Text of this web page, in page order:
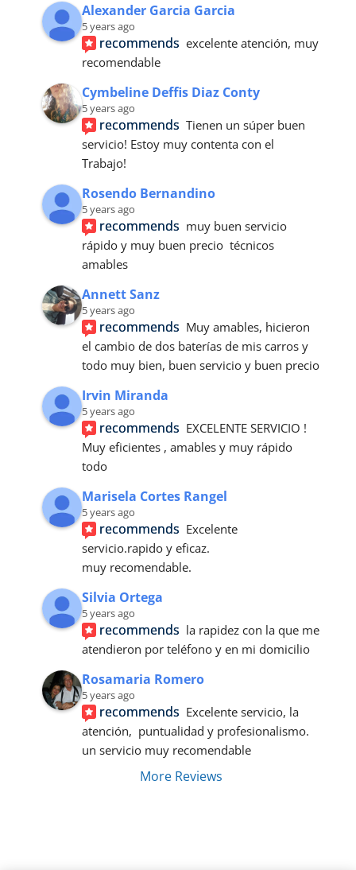
Alexander Garcia Garcia
5 years ago
recommends excelente atención, muy
recomendable
Cymbeline Deffis Diaz Conty
5 years ago
recommends Tienen un súper buen
servicio! Estoy muy contenta con el
Trabajo!
Rosendo Bernandino
5 years ago
recommends muy buen servicio
rápido y muy buen precio  técnicos
amables
Annett Sanz
5 years ago
recommends Muy amables, hicieron
el cambio de dos baterías de mis carros y
todo muy bien, buen servicio y buen precio
Irvin Miranda
5 years ago
recommends EXCELENTE SERVICIO !
Muy eficientes , amables y muy rápido
todo
Marisela Cortes Rangel
5 years ago
recommends Excelente
servicio.rapido y eficaz.
muy recomendable.
Silvia Ortega
5 years ago
recommends la rapidez con la que me
atendieron por teléfono y en mi domicilio
Rosamaria Romero
5 years ago
recommends Excelente servicio, la
atención,  puntualidad y profesionalismo.
un servicio muy recomendable
More Reviews